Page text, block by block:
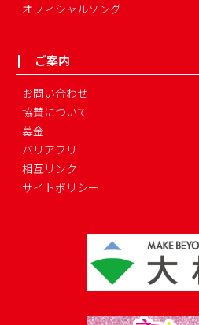
オフィシャルソング
ご案内
お問い合わせ
協賛について
募金
バリアフリー
相互リンク
サイトポリシー